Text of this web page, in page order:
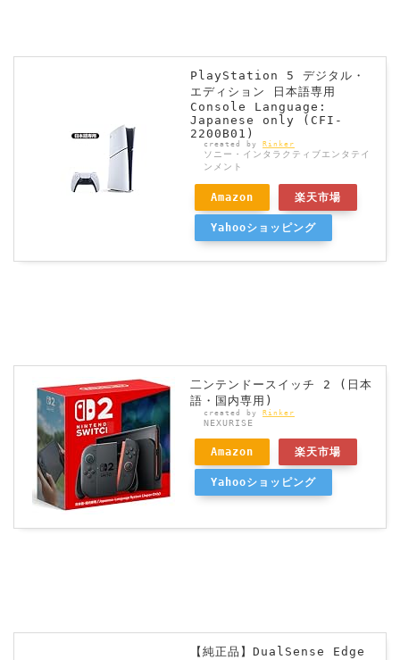
PlayStation 5 デジタル・
エディション 日本語専用
Console Language:
Japanese only (CFI-
2200B01)
created by Rinker
ソニー・インタラクティブエンタテイ
ンメント
Amazon 楽天市場
Yahooショッピング
二ンテンドースイッチ 2 (日本
語・国内専用)
created by Rinker
NEXURISE
Amazon 楽天市場
Yahooショッピング
【純正品】DualSense Edge